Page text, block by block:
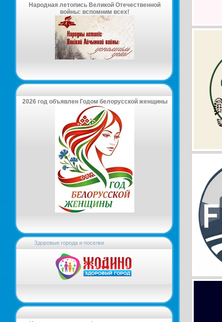
Народная летопись Великой Отечественной
войны: вспомним всех!
2026 год объявлен Годом белорусской женщины
Здоровые города и поселки